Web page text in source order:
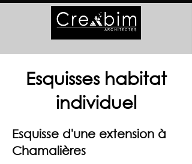
Esquisses habitat
individuel
Esquisse d'une extension à
Chamalières